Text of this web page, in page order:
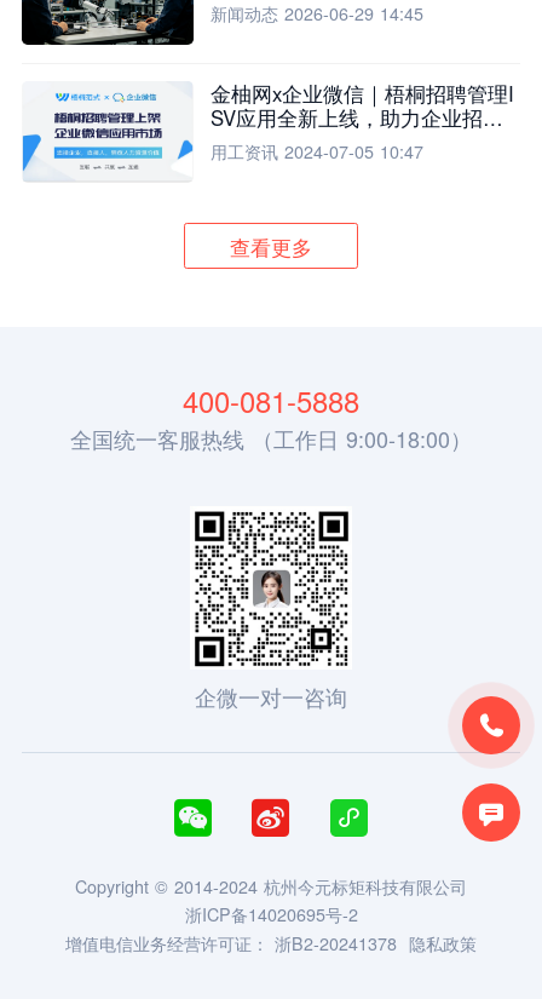
新闻动态 2026-06-29 14:45
金柚网x企业微信｜梧桐招聘管理I
SV应用全新上线，助力企业招聘
流程全面升级
用工资讯 2024-07-05 10:47
查看更多


400-081-5888
全国统一客服热线 （工作日 9:00-18:00）
企微一对一咨询
  
Copyright © 2014-2024 杭州今元标矩科技有限公司
浙ICP备14020695号-2
增值电信业务经营许可证： 浙B2-20241378 隐私政策